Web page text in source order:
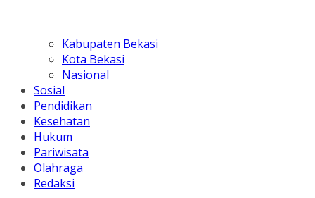
Kabupaten Bekasi
Kota Bekasi
Nasional
Sosial
Pendidikan
Kesehatan
Hukum
Pariwisata
Olahraga
Redaksi